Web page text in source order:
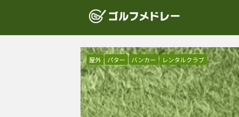
屋外 パター バンカー レンタルクラブ